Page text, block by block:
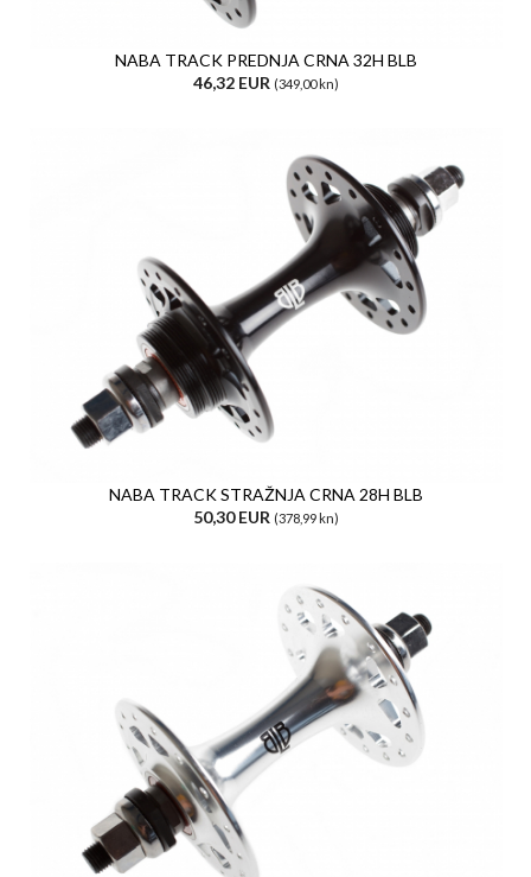
NABA TRACK PREDNJA CRNA 32H BLB
46,32 EUR (349,00 kn)
NABA TRACK STRAŽNJA CRNA 28H BLB
50,30 EUR (378,99 kn)